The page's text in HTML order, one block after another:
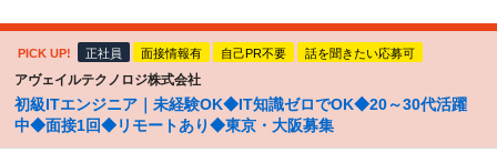
PICK UP! 正社員 面接情報有 自己PR不要 話を聞きたい応募可
アヴェイルテクノロジ株式会社
初級ITエンジニア｜未経験OK◆IT知識ゼロでOK◆20～30代活躍
中◆面接1回◆リモートあり◆東京・大阪募集